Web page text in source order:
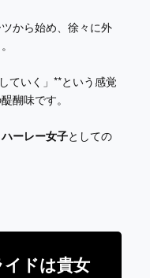
から始め、徐々に外
ていく」**という感覚
醐味です。
ハーレー女子としての
ドは貴女